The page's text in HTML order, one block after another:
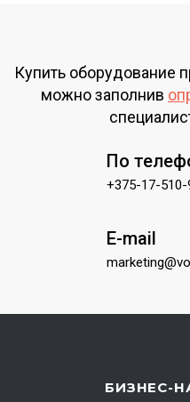
Купить оборудование
можно заполнив
По
+375-17-510-
E-mail
БИЗНЕС-